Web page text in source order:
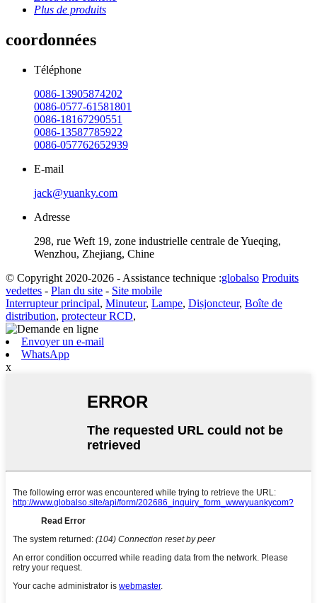
Plus de produits
coordonnées
Téléphone
0086-13905874202
0086-0577-61581801
0086-18167290551
0086-13587785922
0086-057762652939
E-mail
jack@yuanky.com
Adresse
298, rue Weft 19, zone industrielle centrale de Yueqing,
Wenzhou, Zhejiang, Chine
© Copyright 2020-2026 - Assistance technique :globalso Produits
vedettes - Plan du site - Site mobile
Interrupteur principal, Minuteur, Lampe, Disjoncteur, Boîte de
distribution, protecteur RCD,
Envoyer un e-mail
WhatsApp
x